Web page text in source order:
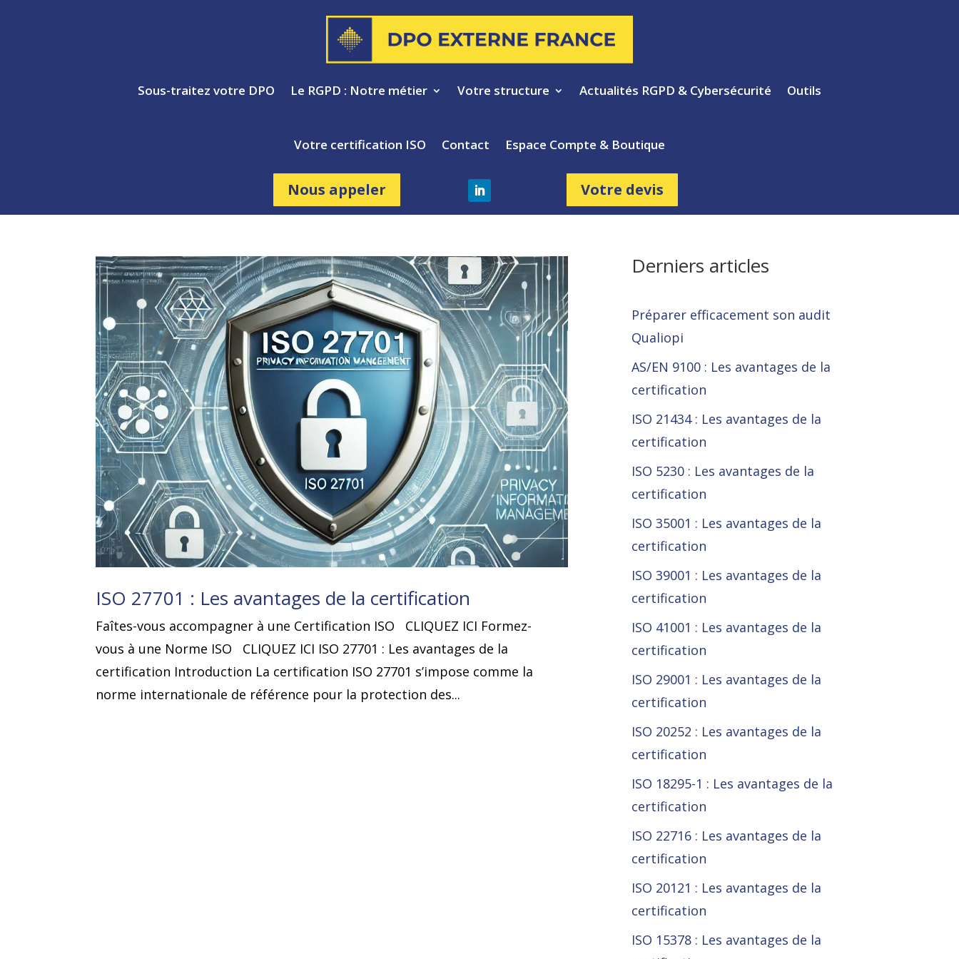
Sous-traitez votre DPO Le RGPD : Notre métier Votre structure Actualités RGPD & Cybersécurité Outils
Votre certification ISO Contact Espace Compte & Boutique
Nous appeler Votre devis
ISO 27701 : Les avantages de la certification
Faîtes-vous accompagner à une Certification ISO CLIQUEZ ICI Formez-
vous à une Norme ISO CLIQUEZ ICI ISO 27701 : Les avantages de la
certification Introduction La certification ISO 27701 s’impose comme la
norme internationale de référence pour la protection des...
Derniers articles
Préparer efficacement son audit
Qualiopi
AS/EN 9100 : Les avantages de la
certification
ISO 21434 : Les avantages de la
certification
ISO 5230 : Les avantages de la
certification
ISO 35001 : Les avantages de la
certification
ISO 39001 : Les avantages de la
certification
ISO 41001 : Les avantages de la
certification
ISO 29001 : Les avantages de la
certification
ISO 20252 : Les avantages de la
certification
ISO 18295-1 : Les avantages de la
certification
ISO 22716 : Les avantages de la
certification
ISO 20121 : Les avantages de la
certification
ISO 15378 : Les avantages de la